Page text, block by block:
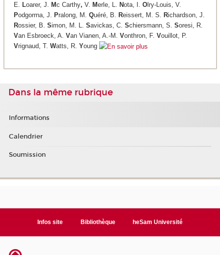
E. Loarer, J. Mc Carthy, V. Merle, L. Nota, I. Olry-Louis, V.
Podgorrna, J. Pralong, M. Quéré, B. Reissert, M. S. Richardson, J.
Rossier, B. Simon, M. L. Savickas, C. Schiersmann, S. Soresi, R.
Van Esbroeck, A. Van Vianen, A.-M. Vonthron, F. Vouillot, P.
Vrignaud, T. Watts, R. Young
Dans la même rubrique
Informations
Calendrier
Soumission
Infos site Bibliothèque heSam Université